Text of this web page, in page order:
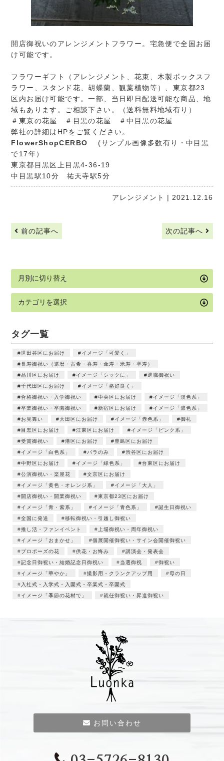
開店御祝いのアレンジメントフラワー。宅急便で全国お届
け可能です。
フラワーギフト（アレンジメント、花束、木製ボックスフ
ラワー、スタンド花、胡蝶蘭、観葉植物等）、東京都23
区内お届け可能です。一部、当日即日配送可能な商品、地
域もあります。ご相談下さい。（送料無料地域有り）
＃東京の花屋 ＃目黒の花屋 ＃中目黒の花屋
弊社の詳細はHPをご覧ください。
FlowerShopCERBO
(サンプル画像多数有り・中目黒
で17年）
東京都目黒区上目黒4-36-19
中目黒駅10分 祐天寺駅5分
アレンジメント | 2021.12.16
前の記事へ 次の記事へ
タグ一覧
世田谷区にお届け
イメージ「可愛く」
長寿御祝い（還暦・古希・喜寿・傘寿・米寿・卒寿）
品川区にお届け
イメージ「シックに」
退職御祝い
千代田区にお届け
イメージ「格好良く」
合格御祝い・入学御祝い
中央区にお届け
イメージ「淡色系」
卒業御祝い・卒園御祝い
新宿区にお届け
イメージ「濃色系」
お見舞い
大田区にお届け イメージ「赤色系」
御礼
目黒区にお届け
江東区にお届け
イメージ「ピンク系」
受賞御祝い
港区にお届け
豊島区にお届け
イメージ「白色系」
バラのみ
渋谷区にお届け
中野区にお届け
イメージ「緑色系」
台東区にお届け
公演御祝い・楽屋花
文京区にお届け
イメージ「黄色・オレンジ系」
イメージ「大人」
開店御祝い・開業御祝い
東京都23区にお届け
イメージ「青・紫系」
イメージ「青色系」
誕生日御祝い
全国に発送
移転御祝い・引越し御祝い
推し活・ファンイベント
上場御祝い・周年御祝い
イメージ「おまかせ」
個展開催御祝い・サイン会開催御祝い
プロポーズの花
供花・お悔み
講演会・発表会
記念日御祝い・結婚記念日御祝い
当選御祝
御祝い
イメージ「華やか」
撮影用・クランクアップ用
母の日
入社式・入学式・入園式・卒業式・卒園式
イメージ「季節の花材で」
就任御祝い・昇進御祝い
お問い合わせ